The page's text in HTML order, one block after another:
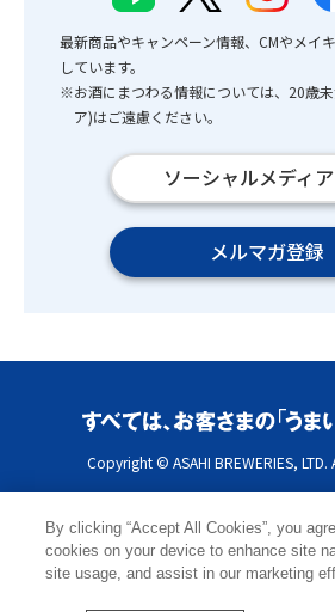
最新商品やキャンペーン情報、CMやメイ
しています。
※お酒にまつわる情報については、20歳
ア)はご遠慮ください。
ソーシャルメディ
メルマガ登録
Copyright © ASAHI BREWERIES, LTD.
By clicking “Accept All Cookies”, you
cookies on your device to enhance site
site usage, and assist in our marketing